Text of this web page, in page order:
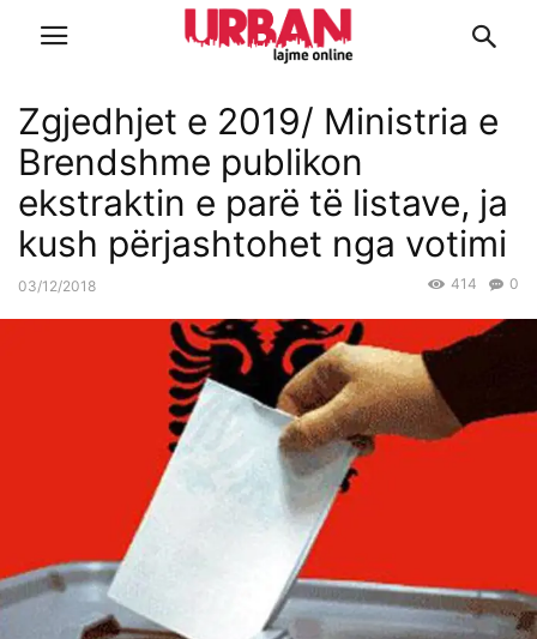
Zgjedhjet e 2019/ Ministria e
Brendshme publikon
ekstraktin e parë të listave, ja
kush përjashtohet nga votimi
03/12/2018 0
414